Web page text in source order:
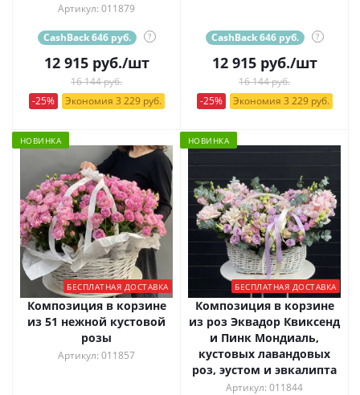
Артикул: 011879
CashBack 646 руб. ?
12 915руб./шт
16 144 руб.
-25%
Экономия 3 229 руб.
CashBack 646 руб. ?
12 915руб./шт
16 144 руб.
-25%
Экономия 3 229 руб.
НОВИНКА
БЕСПЛАТНАЯ ДОСТАВКА
Композиция в корзине
из 51 нежной кустовой
розы
Артикул: 011857
НОВИНКА
БЕСПЛАТНАЯ ДОСТАВКА
Композиция в корзине
из роз Эквадор Квиксенд
и Пинк Мондиаль,
кустовых лавандовых
роз, эустом и эвкалипта
Артикул: 011844